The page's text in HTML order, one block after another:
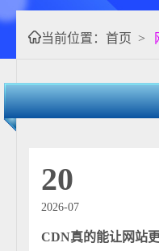
佳，就容易出现页面加
通过在各地建立“边缘节
些节点中。当用户发起
路径，提高访问效率。
和调度系统组成。源站
智能算法，将用户请求
包括基于用户地理位置
综合判断。 除了加速访
先是负载均衡能力，可
DDoS攻击、隐藏源站真
当前位置： 首页 >
20
2026-07
CDN真的能让网站更